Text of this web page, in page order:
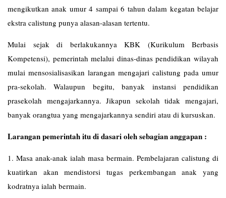
mengikutkan anak umur 4 sampai 6 tahun dalam kegatan belajar
ekstra calistung punya alasan-alasan tertentu.
Mulai sejak di berlakukannya KBK (Kurikulum Berbasis
Kompetensi), pemerintah melalui dinas-dinas pendidikan wilayah
mulai mensosialisasikan larangan mengajari calistung pada umur
pra-sekolah. Walaupun begitu, banyak instansi pendidikan
prasekolah mengajarkannya. Jikapun sekolah tidak mengajari,
banyak orangtua yang mengajarkannya sendiri atau di kursuskan.
Larangan pemerintah itu di dasari oleh sebagian anggapan :
1. Masa anak-anak ialah masa bermain. Pembelajaran calistung di
kuatirkan akan mendistorsi tugas perkembangan anak yang
kodratnya ialah bermain.